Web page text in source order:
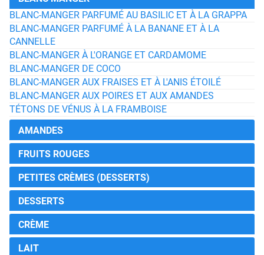
BLANC-MANGER PARFUMÉ AU BASILIC ET À LA GRAPPA
BLANC-MANGER PARFUMÉ À LA BANANE ET À LA
CANNELLE
BLANC-MANGER À L'ORANGE ET CARDAMOME
BLANC-MANGER DE COCO
BLANC-MANGER AUX FRAISES ET À L'ANIS ÉTOILÉ
BLANC-MANGER AUX POIRES ET AUX AMANDES
TÉTONS DE VÉNUS À LA FRAMBOISE
AMANDES
FRUITS ROUGES
PETITES CRÈMES (DESSERTS)
DESSERTS
CRÈME
LAIT